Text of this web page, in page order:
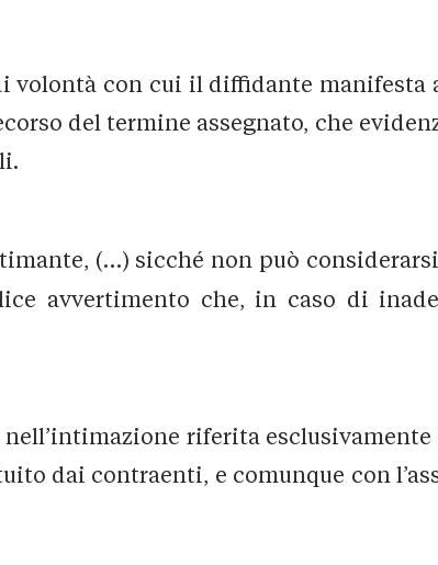
volontà con cui il diffidante
del termine assegnato, che
(…) sicché non può
avvertimento che, in caso di
riferita
dai contraenti, e comunque con